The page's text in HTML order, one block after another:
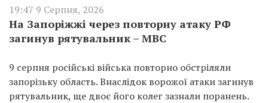
19:47 9 Серпня, 2026
На Запоріжжі через повторну атаку РФ
загинув рятувальник – МВС
9 серпня російські війська повторно обстріляли
запорізьку область. Внаслідок ворожої атаки загинув
рятувальник, ще двоє його колег зазнали поранень.